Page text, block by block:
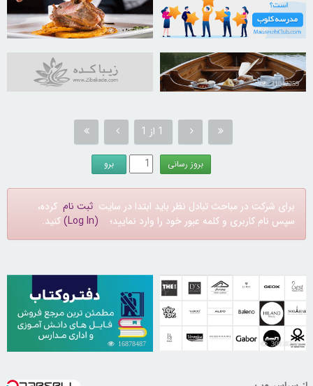
21730397
30257102
31042259
1 از 1
برای شرکت در مباحث تبادل نظر باید ابتدا در سایت ثبت نام کرده،
سپس نام کاربری و کلمه عبور خود را وارد نمایید؛ (Log In) کنید.
30818234
16878487